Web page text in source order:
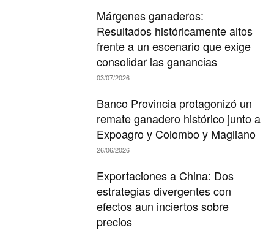
Márgenes ganaderos:
Resultados históricamente altos
frente a un escenario que exige
consolidar las ganancias
03/07/2026
Banco Provincia protagonizó un
remate ganadero histórico junto a
Expoagro y Colombo y Magliano
26/06/2026
Exportaciones a China: Dos
estrategias divergentes con
efectos aun inciertos sobre
precios